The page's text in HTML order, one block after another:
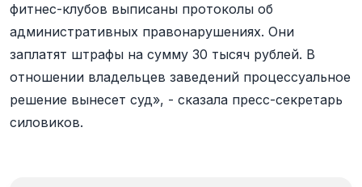
фитнес-клубов выписаны протоколы об
административных правонарушениях. Они
заплатят штрафы на сумму 30 тысяч рублей. В
отношении владельцев заведений процессуальное
решение вынесет суд», - сказала пресс-секретарь
силовиков.